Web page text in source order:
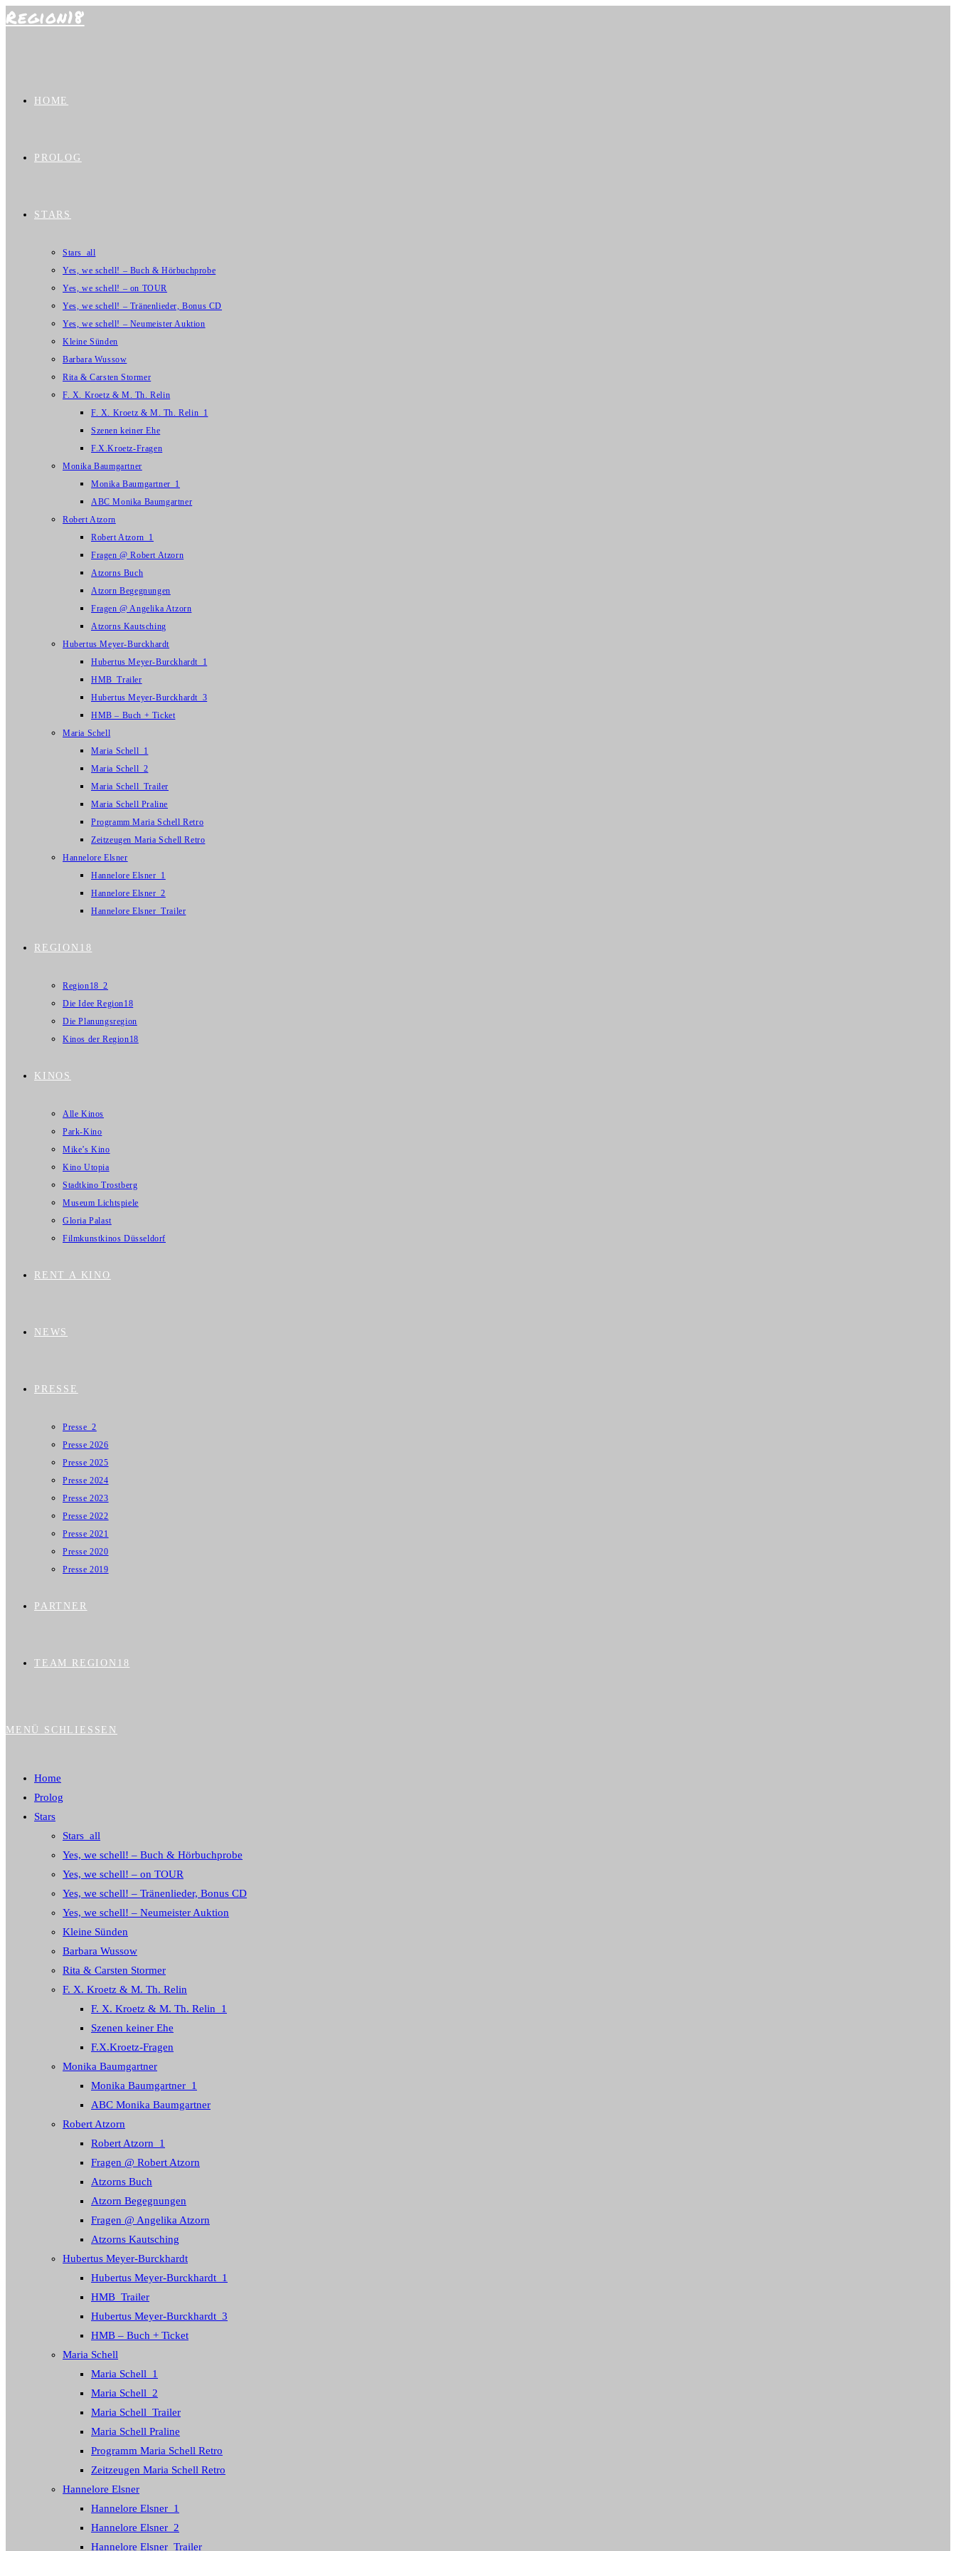
Zum
Region18
HOME
PROLOG
STARS
Stars_all
Yes, we schell! – Buch & Hörbuchprobe
Yes, we schell! – on TOUR
Yes, we schell! – Tränenlieder, Bonus CD
Yes, we schell! – Neumeister Auktion
Kleine Sünden
Barbara Wussow
Rita & Carsten Stormer
F. X. Kroetz & M. Th. Relin
F. X. Kroetz & M. Th. Relin_1
Szenen keiner Ehe
F.X.Kroetz-Fragen
Monika Baumgartner
Monika Baumgartner_1
ABC Monika Baumgartner
Robert Atzorn
Robert Atzorn_1
Fragen @ Robert Atzorn
Atzorns Buch
Atzorn Begegnungen
Fragen @ Angelika Atzorn
Atzorns Kautsching
Hubertus Meyer-Burckhardt
Hubertus Meyer-Burckhardt_1
HMB_Trailer
Hubertus Meyer-Burckhardt_3
HMB – Buch + Ticket
Maria Schell
Maria Schell_1
Maria Schell_2
Maria Schell_Trailer
Maria Schell Praline
Programm Maria Schell Retro
Zeitzeugen Maria Schell Retro
Hannelore Elsner
Hannelore Elsner_1
Hannelore Elsner_2
Hannelore Elsner_Trailer
REGION18
Region18_2
Die Idee Region18
Die Planungsregion
Kinos der Region18
KINOS
Alle Kinos
Park-Kino
Mike’s Kino
Kino Utopia
Stadtkino Trostberg
Museum Lichtspiele
Gloria Palast
Filmkunstkinos Düsseldorf
RENT A KINO
NEWS
PRESSE
Presse_2
Presse 2026
Presse 2025
Presse 2024
Presse 2023
Presse 2022
Presse 2021
Presse 2020
Presse 2019
PARTNER
TEAM REGION18
MENÜ SCHLIESSEN
Home
Prolog
Stars
Stars_all
Yes, we schell! – Buch & Hörbuchprobe
Yes, we schell! – on TOUR
Yes, we schell! – Tränenlieder, Bonus CD
Yes, we schell! – Neumeister Auktion
Kleine Sünden
Barbara Wussow
Rita & Carsten Stormer
F. X. Kroetz & M. Th. Relin
F. X. Kroetz & M. Th. Relin_1
Szenen keiner Ehe
F.X.Kroetz-Fragen
Monika Baumgartner
Monika Baumgartner_1
ABC Monika Baumgartner
Robert Atzorn
Robert Atzorn_1
Fragen @ Robert Atzorn
Atzorns Buch
Atzorn Begegnungen
Fragen @ Angelika Atzorn
Atzorns Kautsching
Hubertus Meyer-Burckhardt
Hubertus Meyer-Burckhardt_1
HMB_Trailer
Hubertus Meyer-Burckhardt_3
HMB – Buch + Ticket
Maria Schell
Maria Schell_1
Maria Schell_2
Maria Schell_Trailer
Maria Schell Praline
Programm Maria Schell Retro
Zeitzeugen Maria Schell Retro
Hannelore Elsner
Hannelore Elsner_1
Hannelore Elsner_2
Hannelore Elsner_Trailer